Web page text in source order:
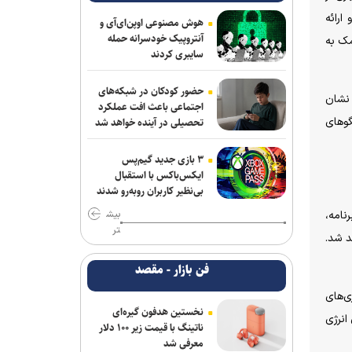
به
نشان
شد.
پزشکیان: مشروطه نماد بیداری،
قانون‌گرایی و مردم‌سالاری ملت ایران است
حادثه امنیتی دریایی در جنوب شرقی عدن
همکاری تهران و بغداد برای خدمت به
زائران در مرز زرباطیه
گفت‌وگوی تلفنی وزرای امور خارجه ایران و
ایتالیا
وزارت خارجه یمن: تشدید تنش از سوی
عربستان با واکنشی فراگیر روبه‌رو می‌شود
پزشکیان: مدیریت کردن با وجود صداهای
تفرقه‌انگیز کار خداست/ سایپا واگذار می
شود
آتلانتیک: دستاوردهای انتخاباتی ترامپ در
حال از بین رفتن است
هوش مصنوعی اوپن‌ای‌آی و
آنتروپیک خودسرانه حمله
سایبری کردند
حضور کودکان در شبکه‌های
اجتماعی باعث افت عملکرد
تحصیلی در آینده خواهد شد
۳ بازی جدید گیم‌پس
ایکس‌باکس با استقبال
بی‌نظیر کاربران روبه‌رو شدند
بیش
تر
فن بازار - مقصد
نخستین هدفون گیره‌ای
ناتینگ با قیمت زیر ۱۰۰ دلار
معرفی شد